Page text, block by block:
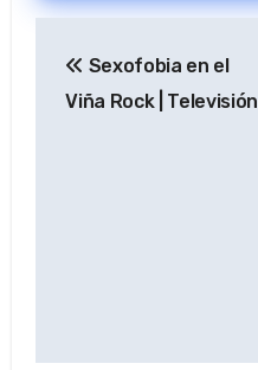
de
Sexofobia en el
Viña Rock | Televisión